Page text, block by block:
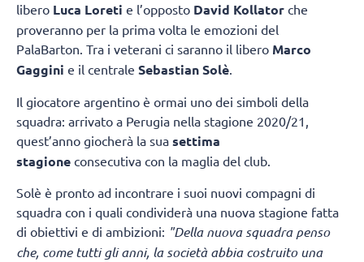
libero Luca Loreti e l’opposto David Kollator che
proveranno per la prima volta le emozioni del
PalaBarton. Tra i veterani ci saranno il libero Marco
Gaggini e il centrale Sebastian Solè.
Il giocatore argentino è ormai uno dei simboli della
squadra: arrivato a Perugia nella stagione 2020/21,
quest’anno giocherà la sua settima
stagione consecutiva con la maglia del club.
Solè è pronto ad incontrare i suoi nuovi compagni di
squadra con i quali condividerà una nuova stagione fatta
di obiettivi e di ambizioni: "Della nuova squadra penso
che, come tutti gli anni, la società abbia costruito una